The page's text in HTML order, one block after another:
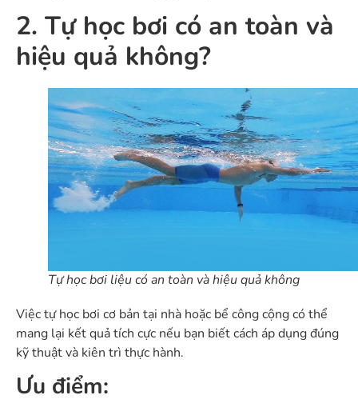
2. Tự học bơi có an toàn và
hiệu quả không?
Tự học bơi liệu có an toàn và hiệu quả không
Việc tự học bơi cơ bản tại nhà hoặc bể công cộng có thể
mang lại kết quả tích cực nếu bạn biết cách áp dụng đúng
kỹ thuật và kiên trì thực hành.
Ưu điểm: